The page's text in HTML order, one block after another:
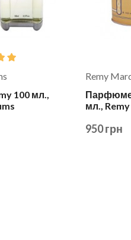
100 мл.,
Remy
мл.,
950 грн